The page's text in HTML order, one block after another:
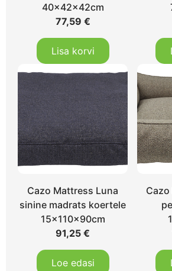
40x42x42cm
77,59 €
Lisa korvi
Cazo Mattress Luna
sinine madrats koertele
15x110x90cm
91,25€
Loe edasi
Cazo